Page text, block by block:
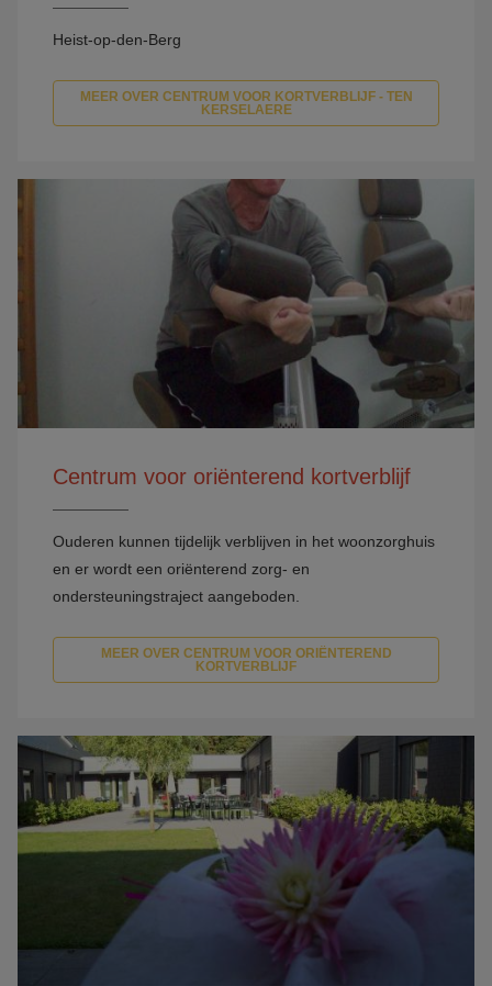
Heist-op-den-Berg
MEER OVER CENTRUM VOOR KORTVERBLIJF - TEN
KERSELAERE
Centrum voor oriënterend kortverblijf
Ouderen kunnen tijdelijk verblijven in het woonzorghuis
en er wordt een oriënterend zorg- en
ondersteuningstraject aangeboden.
MEER OVER CENTRUM VOOR ORIËNTEREND
KORTVERBLIJF